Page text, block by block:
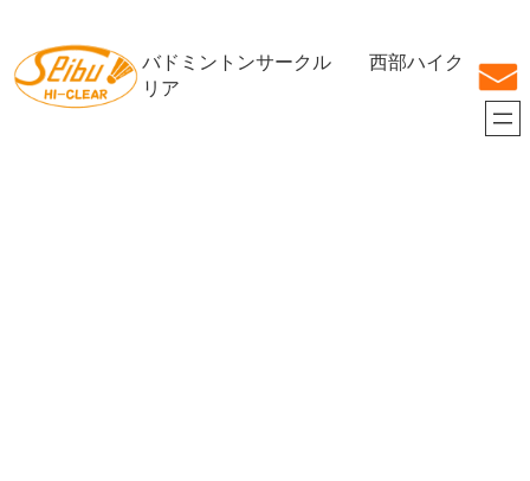
を
ス
バドミントンサークル 西部ハイク
リア